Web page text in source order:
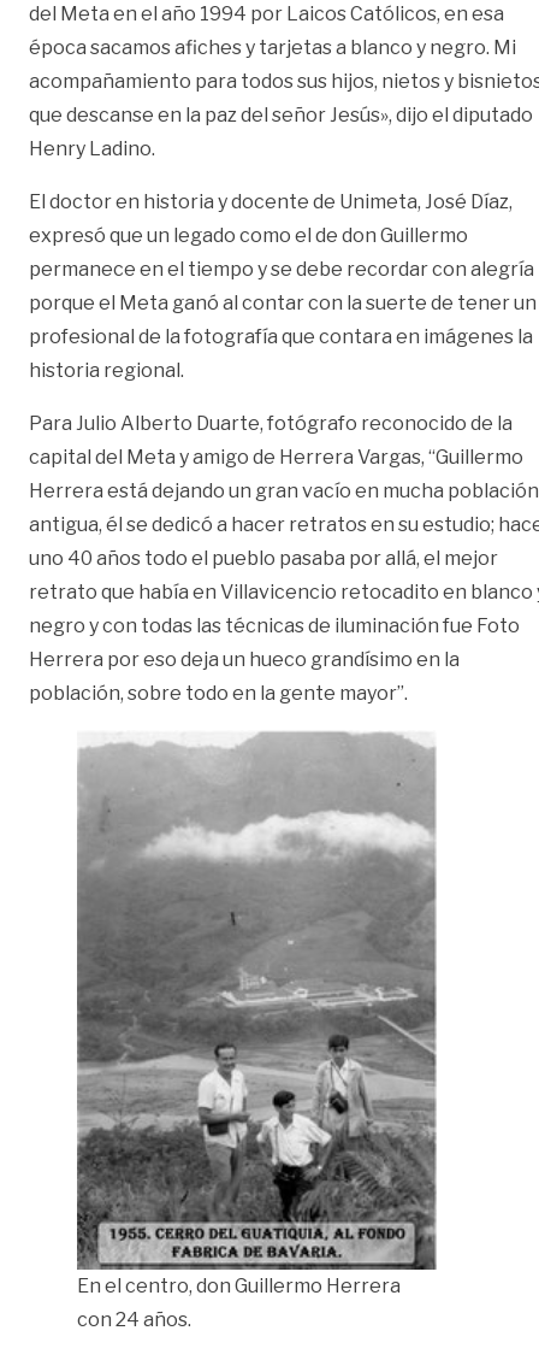
del Meta en el año 1994 por Laicos Católicos, en esa
época sacamos afiches y tarjetas a blanco y negro. Mi
acompañamiento para todos sus hijos, nietos y
que descanse en la paz del señor Jesús», dijo el diputado
Henry Ladino.
El doctor en historia y docente de Unimeta, José Díaz,
expresó que un legado como el de don Guillermo
permanece en el tiempo y se debe recordar con alegría
porque el Meta ganó al contar con la suerte de tener un
profesional de la fotografía que contara en imágenes la
historia regional.
Para Julio Alberto Duarte, fotógrafo reconocido de la
capital del Meta y amigo de Herrera Vargas, “Guillermo
Herrera está dejando un gran vacío en mucha población
antigua, él se dedicó a hacer retratos en su estudio;
uno 40 años todo el pueblo pasaba por allá, el mejor
retrato que había en Villavicencio retocadito en blanco
negro y con todas las técnicas de iluminación fue Foto
Herrera por eso deja un hueco grandísimo en la
población, sobre todo en la gente mayor”.
En el centro, don Guillermo Herrera
con 24 años.